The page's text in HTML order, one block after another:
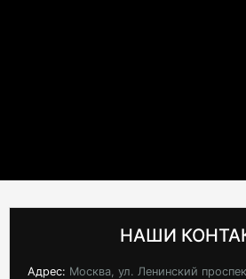
НАШИ
Адрес: Москва, ул. Ленинский